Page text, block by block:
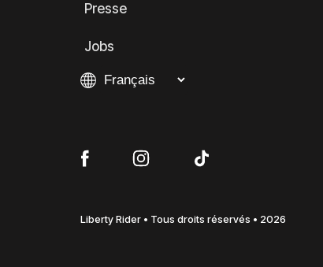
Presse
Jobs
Liberty Rider • Tous droits réservés • 2026